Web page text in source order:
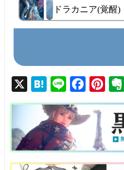
ドラカニア(覚醒)
ドラカニア(覚醒)
X H
at
e
n
a
Li
n
e
F
a
c
b
o
Pi
nt
er
e
st